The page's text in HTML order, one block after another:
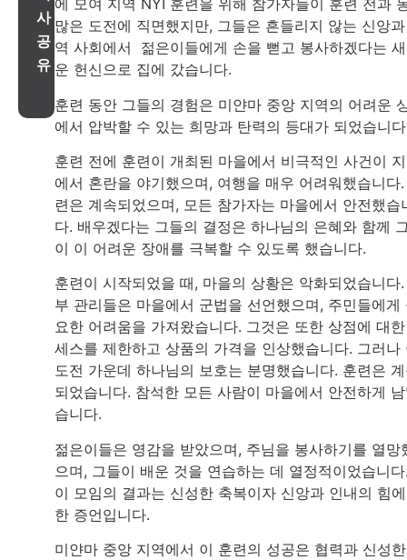
사
공
유
에 모여 지역 NYI 훈련을 위해 참가자들이 훈련 전과
많은 도전에 직면했지만, 그들은 흔들리지 않는 신앙
역 사회에서 젊은이들에게 손을 뻗고 봉사하겠다는
운 헌신으로 집에 갔습니다.
훈련 동안 그들의 경험은 미얀마 중앙 지역의 어려운
에서 압박할 수 있는 희망과 탄력의 등대가 되었습니
훈련 전에 훈련이 개최된 마을에서 비극적인 사건이
에서 혼란을 야기했으며, 여행을 매우 어려워했습니다
련은 계속되었으며, 모든 참가자는 마을에서 안전했습
다. 배우겠다는 그들의 결정은 하나님의 은혜와 함께
이 이 어려운 장애를 극복할 수 있도록 했습니다.
훈련이 시작되었을 때, 마을의 상황은 악화되었습니다
부 관리들은 마을에서 군법을 선언했으며, 주민들에게
요한 어려움을 가져왔습니다. 그것은 또한 상점에 대
세스를 제한하고 상품의 가격을 인상했습니다. 그러나
도전 가운데 하나님의 보호는 분명했습니다. 훈련은
되었습니다. 참석한 모든 사람이 마을에서 안전하게
습니다.
젊은이들은 영감을 받았으며, 주님을 봉사하기를 열망
으며, 그들이 배운 것을 연습하는 데 열정적이었습니
이 모임의 결과는 신성한 축복이자 신앙과 인내의 힘
한 증언입니다.
미얀마 중앙 지역에서 이 훈련의 성공은 협력과 신성